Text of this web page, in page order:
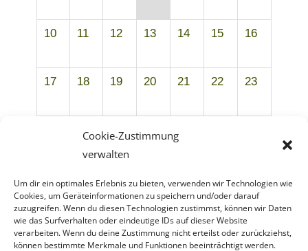
Cookie-Zustimmung
verwalten
Um dir ein optimales Erlebnis zu bieten, verwenden wir Technologien wie
Cookies, um Geräteinformationen zu speichern und/oder darauf
zuzugreifen. Wenn du diesen Technologien zustimmst, können wir Daten
wie das Surfverhalten oder eindeutige IDs auf dieser Website
verarbeiten. Wenn du deine Zustimmung nicht erteilst oder zurückziehst,
können bestimmte Merkmale und Funktionen beeinträchtigt werden.
10 11 12 13 14 15 16
17 18 19 20 21 22 23
25 26
31 1 2 3 4 5 6